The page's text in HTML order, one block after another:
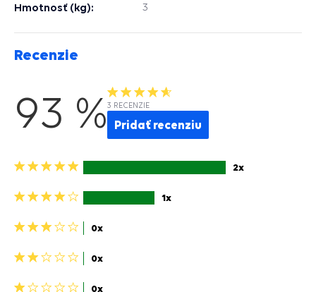
Hmotnosť (kg): 3
Recenzie
93 %3 RECENZIE
Pridať recenziu
5
2x
4
1x
3
0x
2
0x
1 0x